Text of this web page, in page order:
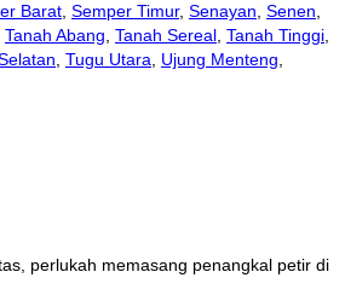
Barat, Semper Timur, Senayan, Senen,
Tanah Abang, Tanah Sereal, Tanah Tinggi,
, Tugu Utara, Ujung Menteng,
perlukah memasang penangkal petir di